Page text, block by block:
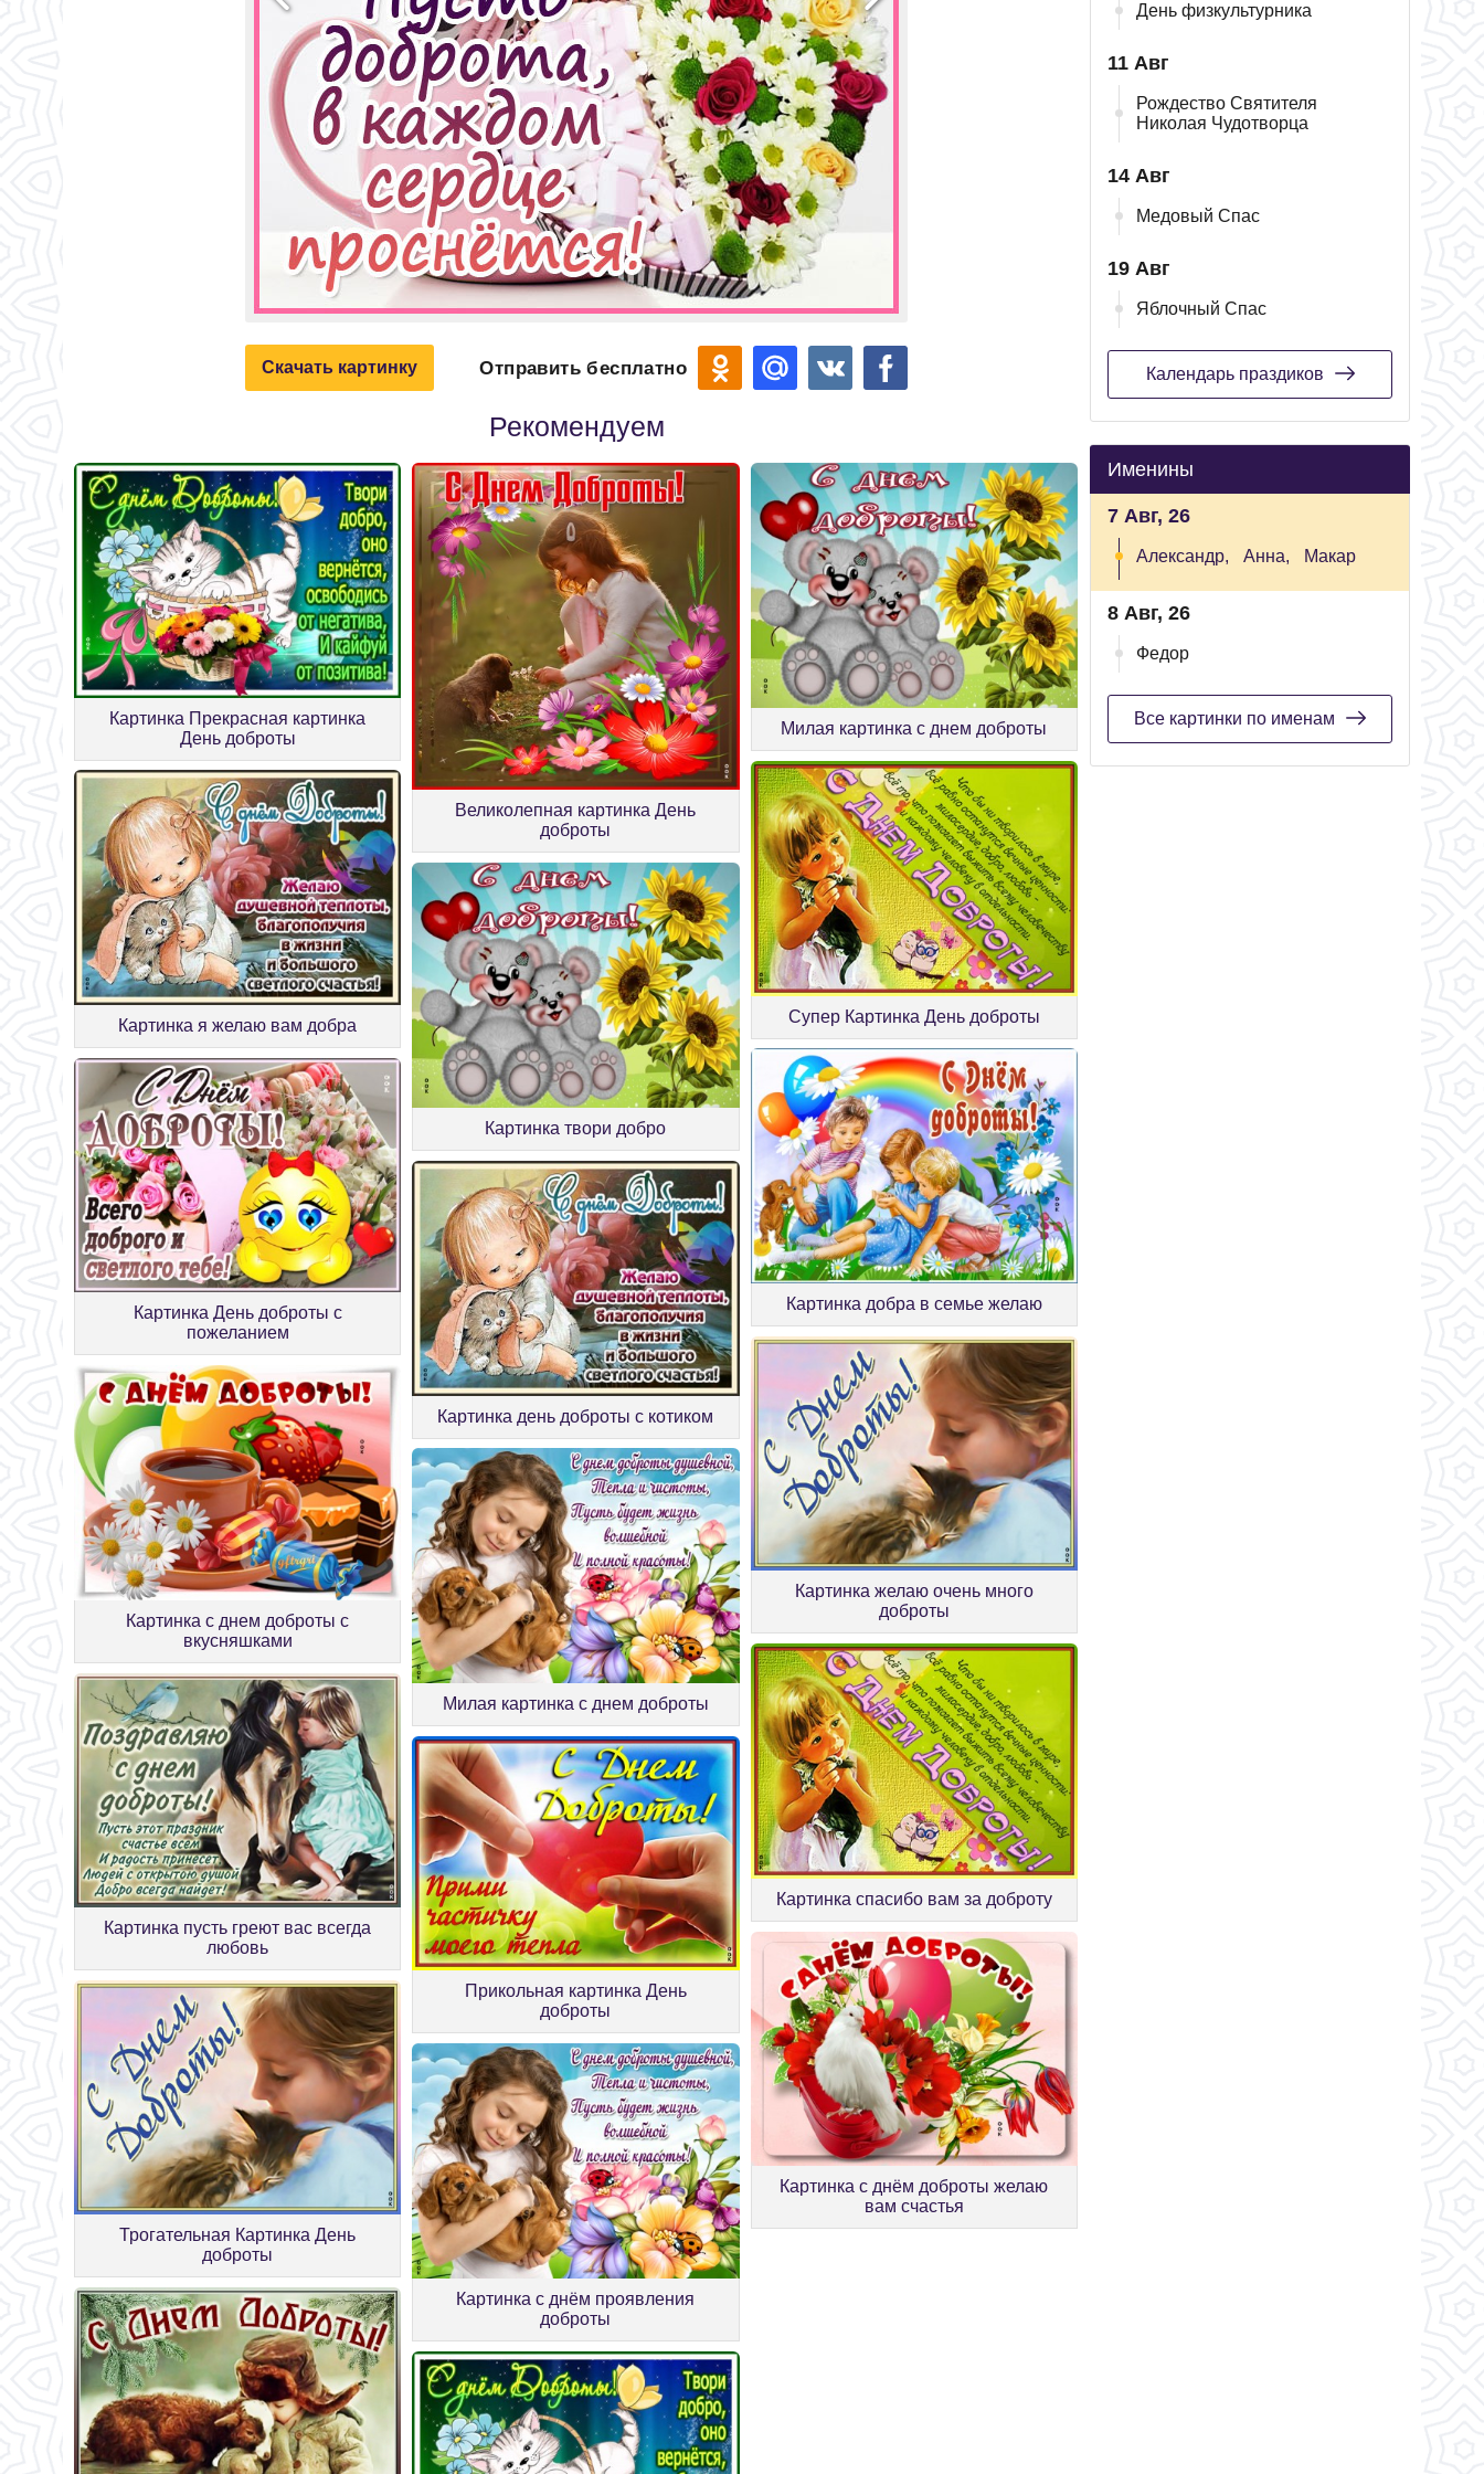
Скачать картинку Отправить бесплатно
Рекомендуем
Картинка Прекрасная картинка
День доброты
Великолепная картинка День
доброты
Милая картинка с днем доброты
Картинка я желаю вам добра
Картинка твори добро
Супер Картинка День доброты
Картинка День доброты с
пожеланием
Картинка день доброты с котиком
Картинка добра в семье желаю
Картинка с днем доброты с
вкусняшками
Милая картинка с днем доброты
Картинка желаю очень много
доброты
Картинка пусть греют вас всегда
любовь
Прикольная картинка День
доброты
Картинка спасибо вам за доброту
Трогательная Картинка День
доброты
Картинка с днём проявления
доброты
Картинка с днём доброты желаю
вам счастья
День физкультурника
11 Авг
Рождество Святителя
Николая Чудотворца
14 Авг
Медовый Спас
19 Авг
Яблочный Спас
Календарь праздиков
Именины
7 Авг, 26
Александр, Анна, Макар
8 Авг, 26
Федор
Все картинки по именам